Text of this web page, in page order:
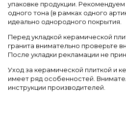
упаковке продукции.
одного тона (в рамках одного
идеально однородного покрытия.
Перед укладкой керамической
гранита внимательно проверьте
После укладки рекламации не
Уход за керамической плиткой и
имеет ряд особенностей.
инструкции производителей.